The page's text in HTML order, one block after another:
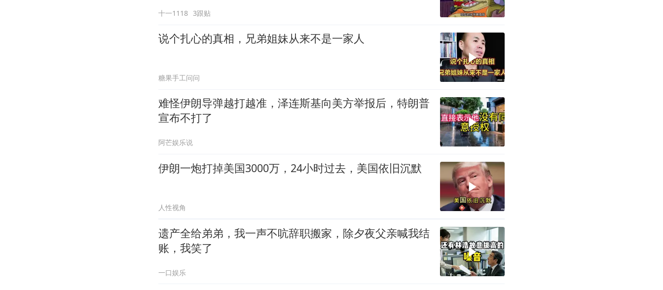
十一1118 3跟贴
说个扎心的真相，兄弟姐妹从来不是一家人
糖果手工问问
难怪伊朗导弹越打越准，泽连斯基向美方举报后，特朗普
宣布不打了
阿芒娱乐说
伊朗一炮打掉美国3000万，24小时过去，美国依旧沉默
人性视角
遗产全给弟弟，我一声不吭辞职搬家，除夕夜父亲喊我结
账，我笑了
一口娱乐